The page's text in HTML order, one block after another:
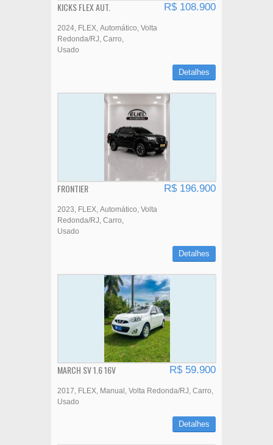
KICKS FLEX AUT. R$ 108.900
2024 FLEX Automático Volta
Redonda/RJ Carro
Usado
Detalhes
FRONTIER R$ 196.900
2023 FLEX Automático Volta
Redonda/RJ Carro
Usado
Detalhes
MARCH SV 1.6 16V R$ 59.900
2017 FLEX Manual Volta Redonda/RJ Carro
Usado
Detalhes